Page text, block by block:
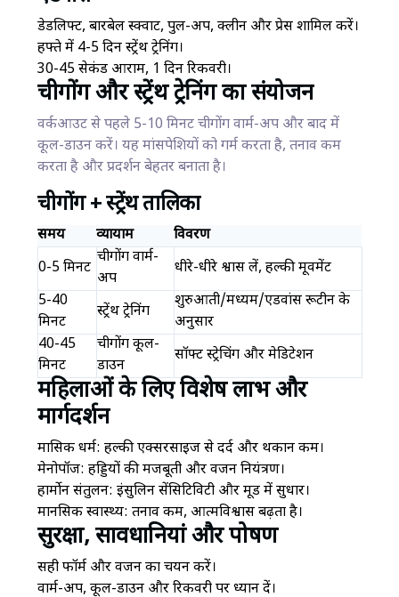
डेडलिफ्ट, बारबेल स्क्वाट, पुल-अप, क्लीन और प्रेस शामिल करें।
हफ्ते में 4-5 दिन स्ट्रेंथ ट्रेनिंग।
30-45 सेकंड आराम, 1 दिन रिकवरी।
चीगोंग और स्ट्रेंथ ट्रेनिंग का संयोजन
वर्कआउट से पहले 5-10 मिनट चीगोंग वार्म-अप और बाद में
कूल-डाउन करें। यह मांसपेशियों को गर्म करता है, तनाव कम
करता है और प्रदर्शन बेहतर बनाता है।
चीगोंग + स्ट्रेंथ तालिका
समय व्यायाम
विवरण
0-5 मिनट
चीगोंग वार्म-
अप
धीरे-धीरे श्वास लें, हल्की मूवमेंट
5-40
मिनट
स्ट्रेंथ ट्रेनिंग
शुरुआती/मध्यम/एडवांस रूटीन के
अनुसार
40-45
मिनट
चीगोंग कूल-
डाउन
सॉफ्ट स्ट्रेचिंग और मेडिटेशन
महिलाओं के लिए विशेष लाभ और
मार्गदर्शन
मासिक धर्म: हल्की एक्सरसाइज से दर्द और थकान कम।
मेनोपॉज: हड्डियों की मजबूती और वजन नियंत्रण।
हार्मोन संतुलन: इंसुलिन सेंसिटिविटी और मूड में सुधार।
मानसिक स्वास्थ्य: तनाव कम, आत्मविश्वास बढ़ता है।
सुरक्षा, सावधानियां और पोषण
सही फॉर्म और वजन का चयन करें।
वार्म-अप, कूल-डाउन और रिकवरी पर ध्यान दें।